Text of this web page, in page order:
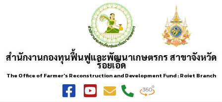
สำนักงานกองทุนฟื้นฟูและพัฒนาเกษตรกร สาขาจังหวัด
ร้อยเอ็ด
The Office of Farmer's Reconstruction and Development Fund : Roiet Branch